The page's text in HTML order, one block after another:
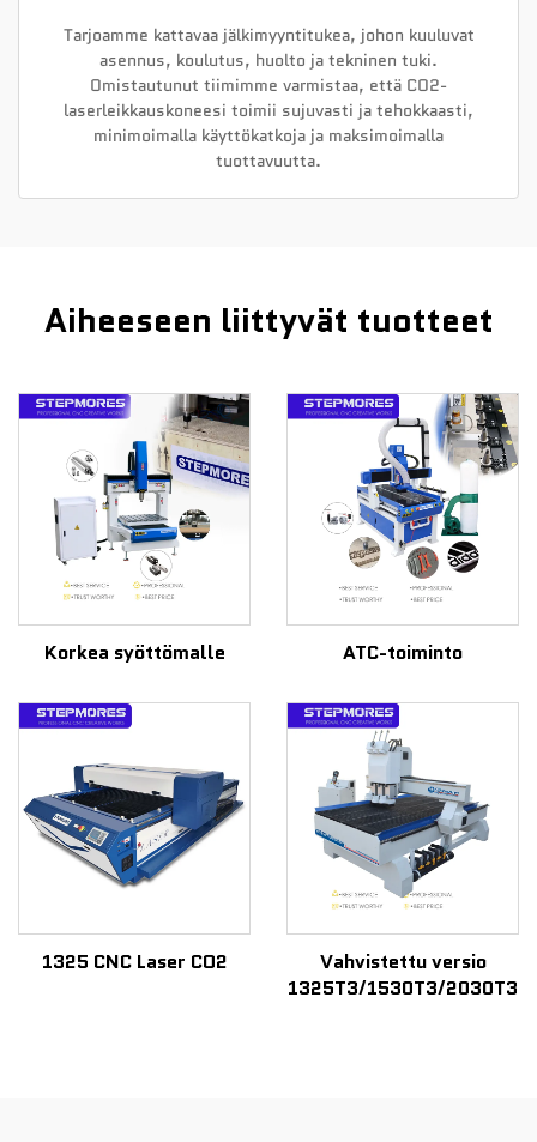
Tarjoamme kattavaa jälkimyyntitukea, johon kuuluvat
asennus, koulutus, huolto ja tekninen tuki.
Omistautunut tiimimme varmistaa, että CO2-
laserleikkauskoneesi toimii sujuvasti ja tehokkaasti,
minimoimalla käyttökatkoja ja maksimoimalla
tuottavuutta.
Aiheeseen liittyvät tuotteet
Korkea syöttömalle ATC-toiminto
1325 CNC Laser CO2
Vahvistettu versio
1325T3/1530T3/2030T3